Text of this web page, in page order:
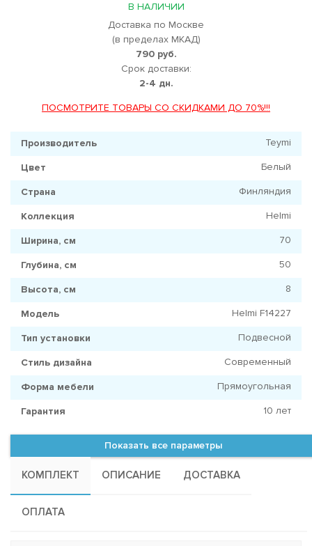
В НАЛИЧИИ
Доставка по Москве
(в пределах МКАД)
790 руб.
Срок доставки:
2-4 дн.
ПОСМОТРИТЕ ТОВАРЫ СО СКИДКАМИ ДО 70%!!!
Производитель Teymi
Цвет Белый
Страна Финляндия
Коллекция Helmi
Ширина, см 70
Глубина, см 50
Высота, см 8
Модель Helmi F14227
Тип установки Подвесной
Стиль дизайна Современный
Форма мебели Прямоугольная
Гарантия 10 лет
Показать все параметры
КОМПЛЕКТ ОПИСАНИЕ ДОСТАВКА
ОПЛАТА